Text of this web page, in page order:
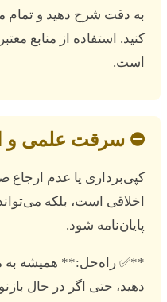
دقت شرح دهید و تمام
استفاده از منابع معتبر
سرقت علمی و
یا عدم ارجاع صحیح
است، بلکه می‌تواند
شود.
راه‌حل:** همیشه به
حتی اگر در حال